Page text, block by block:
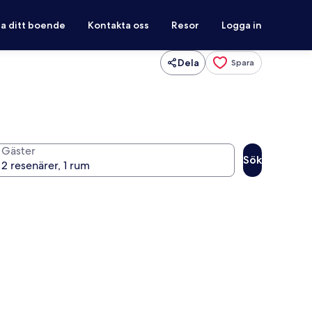
ditt boende Kontakta oss Resor Logga in
Dela Spara
Gäster
Sök